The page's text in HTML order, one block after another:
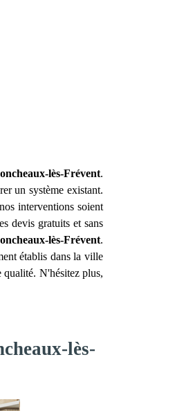
lès-Frévent.
un système existant.
interventions soient
devis gratuits et sans
lès-Frévent.
établis dans la ville
qualité. N'hésitez plus,
lès-